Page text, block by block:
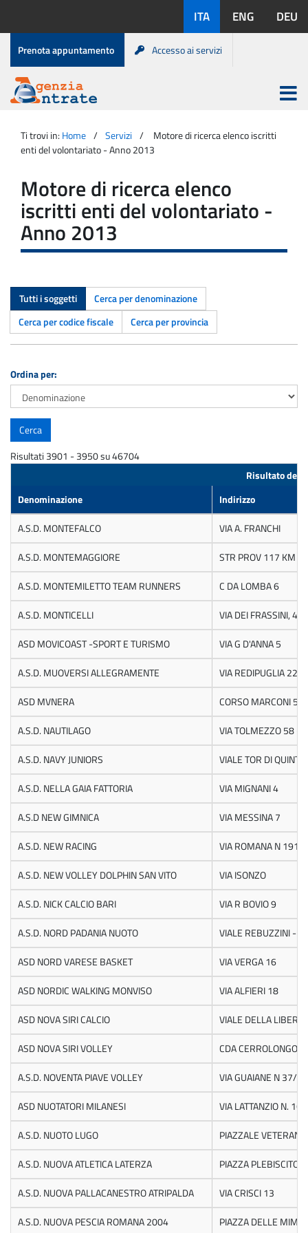
contenuto
disponibili:
ITA ENG DEU
Menu
di
servizio
Prenota appuntamento Accesso ai servizi
Agenzia
Entrate
Apri
menu
principale
Ti trovi in: Home Servizi
Motore di ricerca elenco iscritti
enti del volontariato - Anno 2013
Motore di ricerca elenco
iscritti enti del volontariato -
Anno 2013
Tutti i soggetti
Cerca per denominazione
Cerca per codice fiscale
Cerca per provincia
Ordina per:
Risultati 3901 - 3950 su 46704
Risultato
Denominazione
Indirizzo
A.S.D. MONTEFALCO
VIA A. FRANCHI
A.S.D. MONTEMAGGIORE
STR PROV 117 KM 3
A.S.D. MONTEMILETTO TEAM RUNNERS
C DA LOMBA 6
A.S.D. MONTICELLI
VIA DEI FRASSINI, 4
ASD MOVICOAST -SPORT E TURISMO
VIA G D'ANNA 5
A.S.D. MUOVERSI ALLEGRAMENTE
VIA REDIPUGLIA 22
ASD MVNERA
CORSO MARCONI
A.S.D. NAUTILAGO
VIA TOLMEZZO 58 -
A.S.D. NAVY JUNIORS
VIALE TOR DI
A.S.D. NELLA GAIA FATTORIA
VIA MIGNANI 4
A.S.D NEW GIMNICA
VIA MESSINA 7
A.S.D. NEW RACING
VIA ROMANA N 191
A.S.D. NEW VOLLEY DOLPHIN SAN VITO
VIA ISONZO
A.S.D. NICK CALCIO BARI
VIA R BOVIO 9
A.S.D. NORD PADANIA NUOTO
VIALE REBUZZINI -
ASD NORD VARESE BASKET
VIA VERGA 16
ASD NORDIC WALKING MONVISO
VIA ALFIERI 18
ASD NOVA SIRI CALCIO
VIALE DELLA
ASD NOVA SIRI VOLLEY
CDA CERROLONGO 1
A.S.D. NOVENTA PIAVE VOLLEY
VIA GUAIANE N 37/C
ASD NUOTATORI MILANESI
VIA LATTANZIO N. 16
A.S.D. NUOTO LUGO
PIAZZALE VETERANI
A.S.D. NUOVA ATLETICA LATERZA
PIAZZA PLEBISCITO
A.S.D. NUOVA PALLACANESTRO ATRIPALDA
VIA CRISCI 13
A.S.D. NUOVA PESCIA ROMANA 2004
PIAZZA DELLE